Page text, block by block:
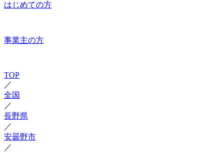
はじめての方
事業主の方
TOP
／
全国
／
長野県
／
安曇野市
／